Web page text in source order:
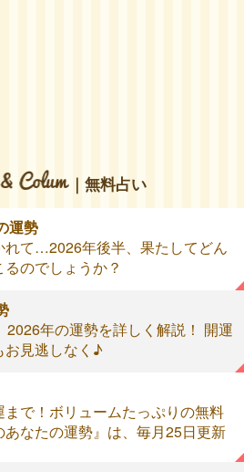
｜無料占い
運勢
れて…2026年後半、果たしてどん
のでしょうか？
2026年の運勢を詳しく解説！ 開運
お見逃しなく♪
まで！ボリュームたっぷりの無料
あなたの運勢』は、毎月25日更新